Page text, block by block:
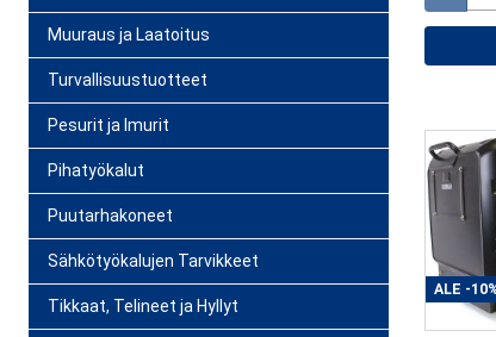
Muuraus ja Laatoitus
Turvallisuustuotteet
Pesurit ja Imurit
Pihatyökalut
Puutarhakoneet
Sähkötyökalujen Tarvikkeet
Tikkaat, Telineet ja Hyllyt
ALE -